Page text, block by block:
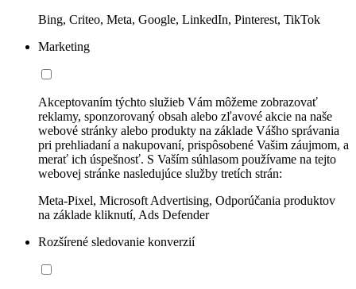
Bing, Criteo, Meta, Google, LinkedIn, Pinterest, TikTok
Marketing
Akceptovaním týchto služieb Vám môžeme zobrazovať
reklamy, sponzorovaný obsah alebo zľavové akcie na naše
webové stránky alebo produkty na základe Vášho správania
pri prehliadaní a nakupovaní, prispôsobené Vašim záujmom, a
merať ich úspešnosť. S Vaším súhlasom používame na tejto
webovej stránke nasledujúce služby tretích strán:
Meta-Pixel, Microsoft Advertising, Odporúčania produktov
na základe kliknutí, Ads Defender
Rozšírené sledovanie konverzií